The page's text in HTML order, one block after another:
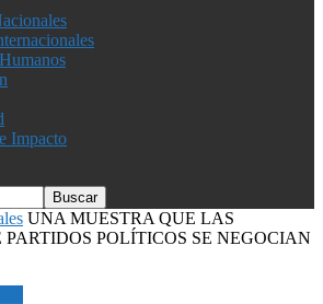
Impacto
UNA MUESTRA QUE LAS
PARTIDOS POLÍTICOS SE NEGOCIAN